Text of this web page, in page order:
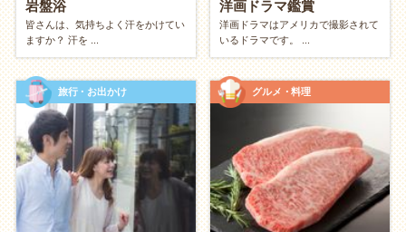
季節の花や名所を訪ねる「ドライブ・ツーリン
グ 」
街の美味しいお店を開拓する「カフェめぐり」
共通の被写体を探す「写真撮影 」
協力して作る？ 競って遊ぶ？（コラボ vs
プレイ）
【コラボ】チームワーク
岩盤浴
皆さんは、気持ちよく汗をかけてい
ますか？ 汗を ...
洋画ドラマ鑑賞
洋画ドラマはアメリカで撮影されて
いるドラマです。 ...
旅行・お出かけ グルメ・料理